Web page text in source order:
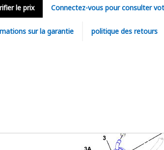
le prix Connectez-vous pour consulter
sur la garantie politique des retours